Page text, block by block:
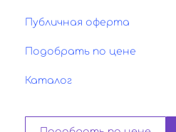
Публичная оферта
Подобрать по цене
Каталог